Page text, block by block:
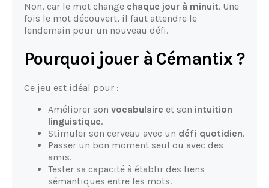
Non, car le mot change chaque jour à minuit. Une
fois le mot découvert, il faut attendre le
lendemain pour un nouveau défi.
Pourquoi jouer à Cémantix ?
Ce jeu est idéal pour :
Améliorer son vocabulaire et son intuition
linguistique.
Stimuler son cerveau avec un défi quotidien.
Passer un bon moment seul ou avec des
amis.
Tester sa capacité à établir des liens
sémantiques entre les mots.